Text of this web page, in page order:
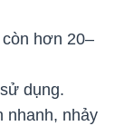
hơn 20–
dụng.
nhanh, nhảy